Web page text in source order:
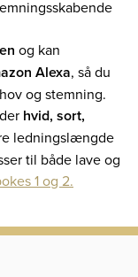
og kan
Alexa, så du
og stemning.
hvid, sort,
ledningslængde
til både lave og
1 og 2.